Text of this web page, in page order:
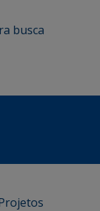
busca